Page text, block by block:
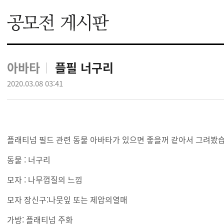
아바타 플필 너구리
2020.03.08 03:41
플래티넘 필드 관련 동물 아바타가 있으면 좋을꺼 같아서 그려봤
동물 : 너구리
모자 : 나무껍질의 느낌
모자 장신구:나뭇잎 또는 제압의열매
가방: 플래티넘 주화